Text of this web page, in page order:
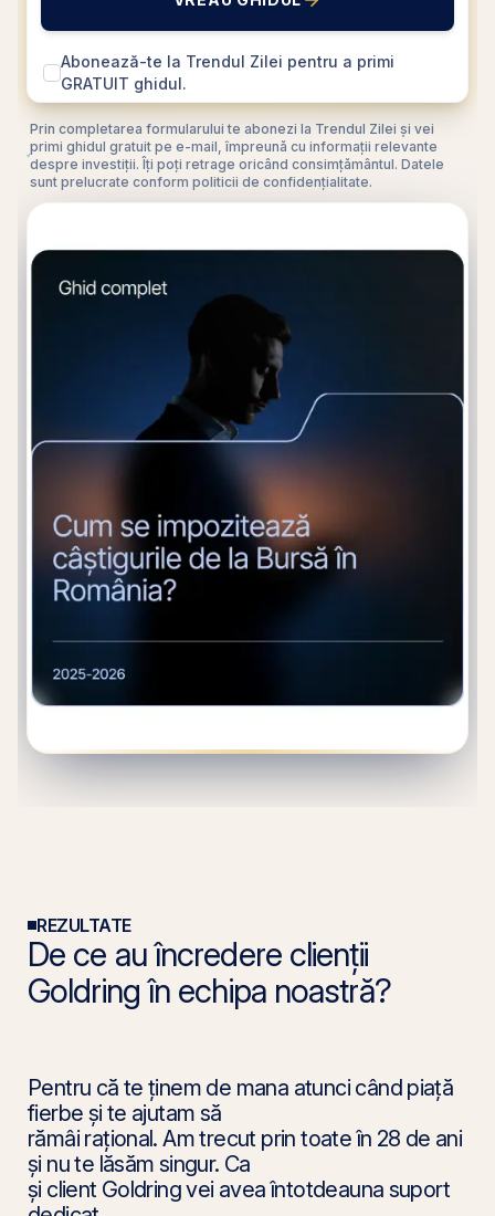
Abonează-te la Trendul Zilei pentru a primi
GRATUIT ghidul.
Prin completarea formularului te abonezi la Trendul Zilei și vei
primi ghidul gratuit pe e-mail, împreună cu informații relevante
despre investiții. Îți poți retrage oricând consimțământul. Datele
sunt prelucrate conform politicii de confidențialitate.
REZULTATE
De ce au încredere clienții
Goldring în echipa noastră?
Pentru că te ținem de mana atunci când piață
fierbe și te ajutam să
rămâi rațional. Am trecut prin toate în 28 de ani
și nu te lăsăm singur. Ca
și client Goldring vei avea întotdeauna suport